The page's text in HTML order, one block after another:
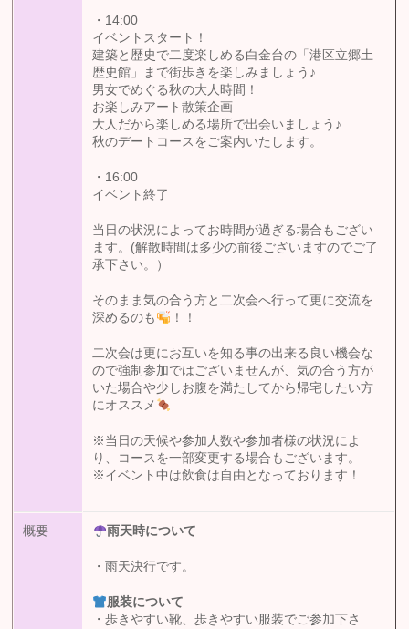
・14:00
イベントスタート！
建築と歴史で二度楽しめる白金台の「港区立郷土
歴史館」まで街歩きを楽しみましょう♪
男女でめぐる秋の大人時間！
お楽しみアート散策企画
大人だから楽しめる場所で出会いましょう♪
秋のデートコースをご案内いたします。
・16:00
イベント終了
当日の状況によってお時間が過ぎる場合もござい
ます。(解散時間は多少の前後ございますのでご了
承下さい。）
そのまま気の合う方と二次会へ行って更に交流を
深めるのも
！！
二次会は更にお互いを知る事の出来る良い機会な
ので強制参加ではございませんが、気の合う方が
いた場合や少しお腹を満たしてから帰宅したい方
にオススメ
※当日の天候や参加人数や参加者様の状況によ
り、コースを一部変更する場合もございます。
※イベント中は飲食は自由となっております！
概要 雨天時について
・雨天決行です。
服装について
・歩きやすい靴、歩きやすい服装でご参加下さ